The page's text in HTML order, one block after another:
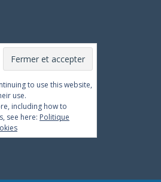
to use this website,
use.
including how to
see here: Politique